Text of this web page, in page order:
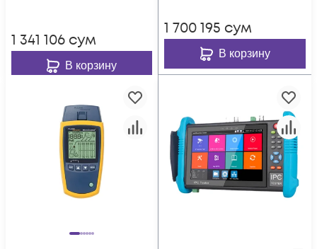
1 341 106 сум
В корзину
1 700 195 сум
В корзину